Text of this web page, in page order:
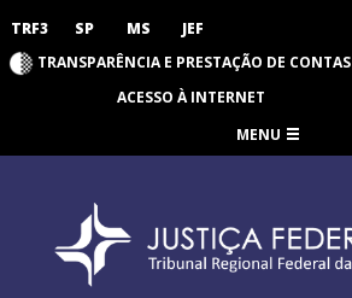
TRF3 SP MS JEF
TRANSPARÊNCIA E PRESTAÇÃO DE CONTAS
ACESSO À INTERNET
MENU